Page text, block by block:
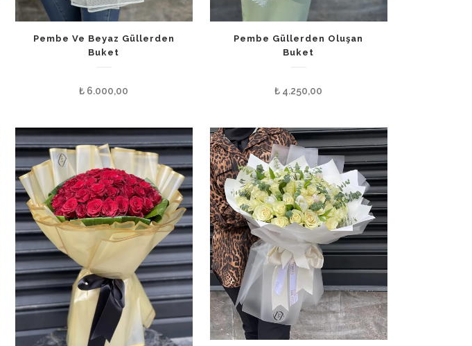
Pembe Ve Beyaz Güllerden
Buket
₺ 6.000,00
Pembe Güllerden Oluşan
Buket
₺ 4.250,00